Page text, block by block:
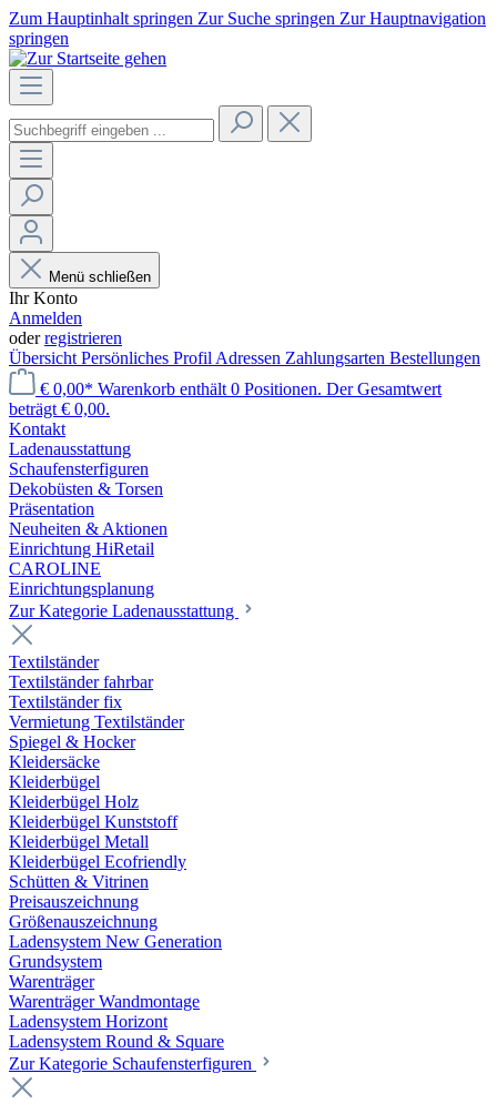
Zum Hauptinhalt springen Zur Suche springen Zur Hauptnavigation
springen
Menü schließen
Ihr Konto
Anmelden
oderregistrieren
Übersicht Persönliches Profil Adressen Zahlungsarten Bestellungen
€ 0,00* Warenkorb enthält 0 Positionen. Der Gesamtwert
beträgt € 0,00.
Kontakt
Laden­ausstattung
Schaufenster­figuren
Dekobüsten & Torsen
Präsentation
Neuheiten & Aktionen
Einrichtung HiRetail
CAROLINE
Einrichtungsplanung
Zur Kategorie Laden­ausstattung
Textilständer
Textilständer fahrbar
Textilständer fix
Vermietung Textilständer
Spiegel & Hocker
Kleidersäcke
Kleiderbügel
Kleiderbügel Holz
Kleiderbügel Kunststoff
Kleiderbügel Metall
Kleiderbügel Ecofriendly
Schütten & Vitrinen
Preisauszeichnung
Größenauszeichnung
Ladensystem New Generation
Grundsystem
Warenträger
Warenträger Wandmontage
Ladensystem Horizont
Ladensystem Round & Square
Zur Kategorie Schaufenster­figuren